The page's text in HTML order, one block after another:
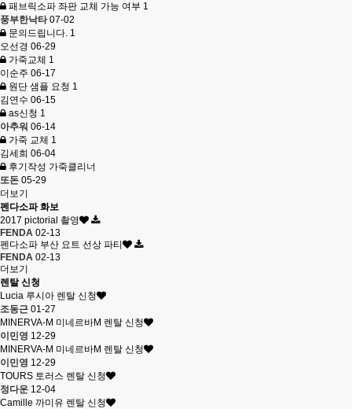
패브릭소파 좌판 교체 가능 여부 1
풍부한낙타 07-02
문의드립니다. 1
오선경 06-29
가죽교체 1
이순주 06-17
원단 샘플 요청 1
김연수 06-15
as신청 1
아추워 06-14
가죽 교체 1
김세희 06-04
후기작성 가죽클리너
또돈 05-29
더보기
펜다소파 화보
2017 pictorial 촬영
FENDA 02-13
펜다소파 부산 요트 선상 파티
FENDA 02-13
더보기
렌탈 신청
Lucia 루시아 렌탈 신청
조동근 01-27
MINERVA-M 미네르바M 렌탈 신청
이민영 12-29
MINERVA-M 미네르바M 렌탈 신청
이민영 12-29
TOURS 토러스 렌탈 신청
정다운 12-04
Camille 까미유 렌탈 신청